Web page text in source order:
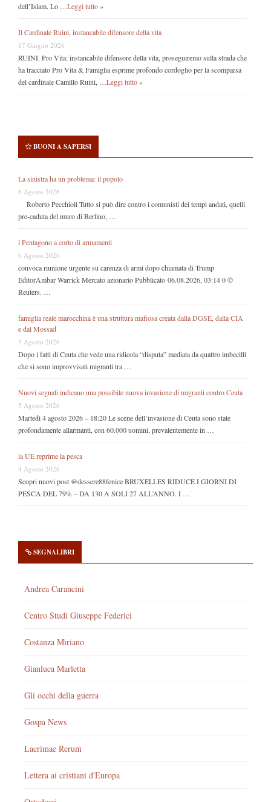
dell’Islam. Lo … Leggi tutto »
Il Cardinale Ruini, instancabile difensore della vita
17 Giugno 2026
RUINI. Pro Vita: instancabile difensore della vita, proseguiremo sulla strada che
ha tracciato Pro Vita & Famiglia esprime profondo cordoglio per la scomparsa
del cardinale Camillo Ruini, … Leggi tutto »
BUONI A SAPERSI
La sinistra ha un problema: il popolo
6 Agosto 2026
Roberto Pecchioli Tutto si può dire contro i comunisti dei tempi andati, quelli
pre-caduta del muro di Berlino, …
l Pentagono a corto di armamenti
6 Agosto 2026
convoca riunione urgente su carenza di armi dopo chiamata di Trump
EditorAmbar Warrick Mercato azionario Pubblicato 06.08.2026, 03:14 0 ©
Reuters. …
famiglia reale marocchina è una struttura mafiosa creata dalla DGSE, dalla CIA
e dal Mossad
5 Agosto 2026
Dopo i fatti di Ceuta che vede una ridicola “disputa” mediata da quattro imbecilli
che si sono improvvisati migranti tra …
Nuovi segnali indicano una possibile nuova invasione di migranti contro Ceuta
5 Agosto 2026
Martedì 4 agosto 2026 – 18:20 Le scene dell’invasione di Ceuta sono state
profondamente allarmanti, con 60.000 uomini, prevalentemente in …
la UE reprime la pesca
4 Agosto 2026
Scopri nuovi post @dessere88fenice BRUXELLES RIDUCE I GIORNI DI
PESCA DEL 79% – DA 130 A SOLI 27 ALL’ANNO. I …
SEGNALIBRI
Andrea Carancini
Centro Studi Giuseppe Federici
Costanza Miriano
Gianluca Marletta
Gli occhi della guerra
Gospa News
Lacrimae Rerum
Lettera ai cristiani d'Europa